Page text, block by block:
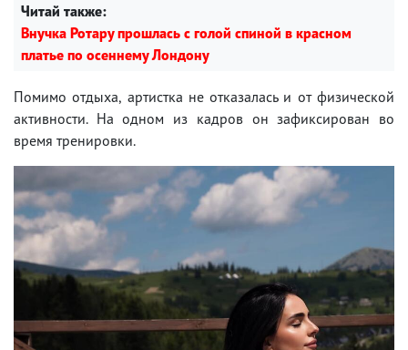
Читай также:
Внучка Ротару прошлась с голой спиной в красном
платье по осеннему Лондону
Помимо отдыха, артистка не отказалась и от физической
активности. На одном из кадров он зафиксирован во
время тренировки.